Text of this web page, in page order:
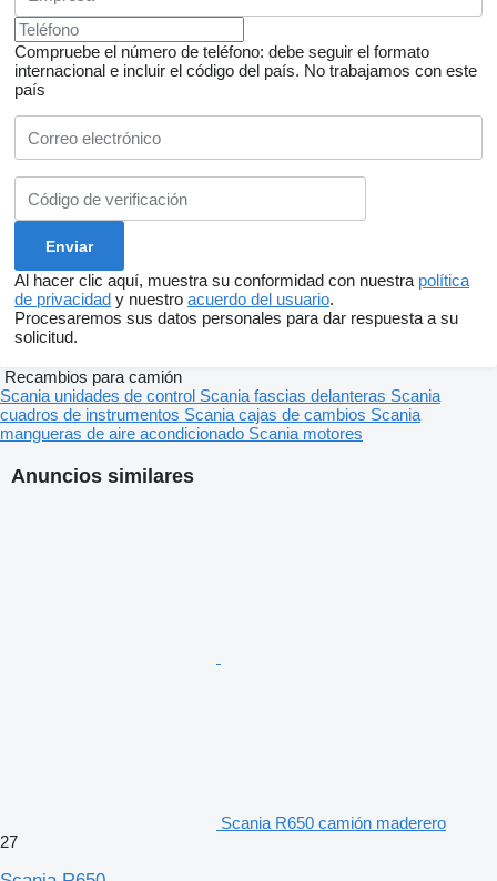
Compruebe el número de teléfono: debe seguir el formato
internacional e incluir el código del país. No trabajamos con este
país
Al hacer clic aquí, muestra su conformidad con nuestra política
de privacidad y nuestro acuerdo del usuario.
Procesaremos sus datos personales para dar respuesta a su
solicitud.
Anuncios similares
Scania R650 camión maderero
27
Recambios para camión
Scania unidades de control Scania fascias delanteras Scania
cuadros de instrumentos Scania cajas de cambios Scania
mangueras de aire acondicionado Scania motores